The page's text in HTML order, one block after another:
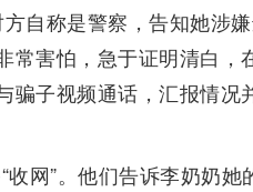
自称是警察，告知她涉
害怕，急于证明清白，
骗子视频通话，汇报情况
收网”。他们告诉李奶奶